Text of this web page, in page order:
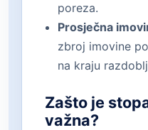
poreza.
Prosječna
zbroj imovine
na kraju
Zašto je
važna?